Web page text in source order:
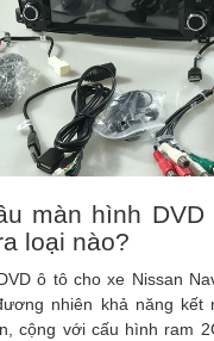
màn hình
loại nào?
ô tô cho xe Nissan
nhiên khả năng kết
cộng với cấu hình ram